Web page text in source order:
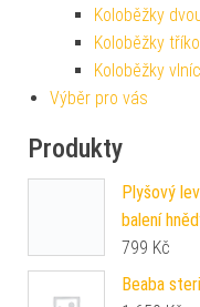
Koloběžky
Koloběžky
Koloběžky
Výběr pro vás
Produkty
Plyšový
balení
799 Kč
Beaba